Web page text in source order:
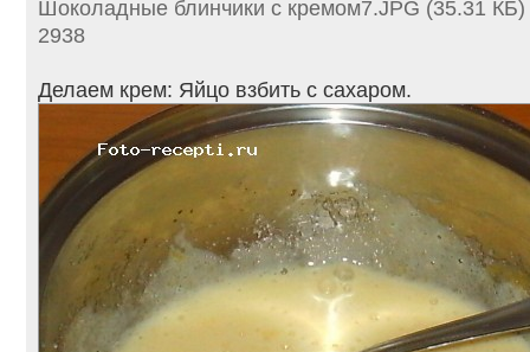
Шоколадные блинчики с кремом7.JPG (35.31
2938
Делаем крем: Яйцо взбить с сахаром.